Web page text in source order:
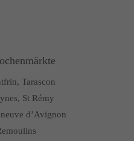
Tarascon
St Rémy
d’Avignon